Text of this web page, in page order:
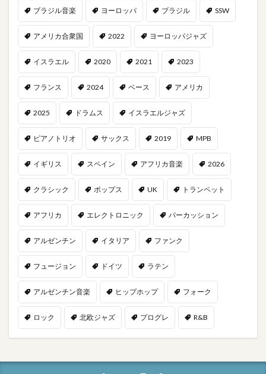
ブラジル音楽 ヨーロッパ ブラジル SSW
アメリカ合衆国 2022 ヨーロッパジャズ
イスラエル 2020 2021 2023
フランス 2024 ベース アメリカ
2025 ドラムス イスラエルジャズ
ピアノトリオ サックス 2019 MPB
イギリス スペイン アフリカ音楽 2026
クラシック ポップス UK トランペット
アフリカ エレクトロニック パーカッション
アルゼンチン イタリア ファンク
フュージョン ドイツ ラテン
アルゼンチン音楽 ヒップホップ フォーク
ロック 北欧ジャズ プログレ R&B